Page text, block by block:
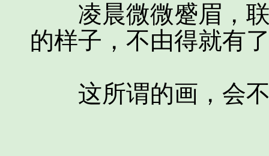
凌晨微微蹙眉，联
的样子，不由得就有
这所谓的画，会不